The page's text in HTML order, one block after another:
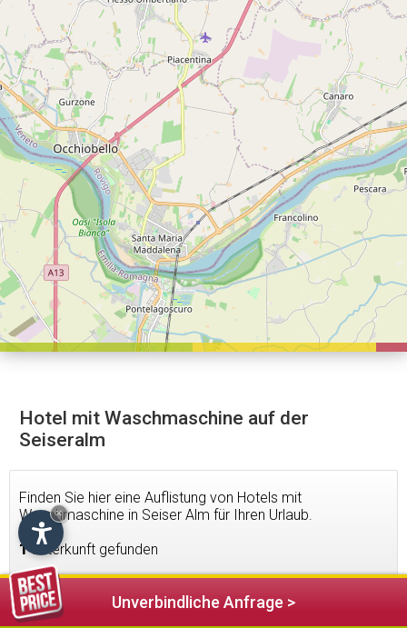
Hotel mit Waschmaschine auf der
Seiseralm
Finden Sie hier eine Auflistung von Hotels mit
Waschmaschine in Seiser Alm für Ihren Urlaub.
1Unterkunft gefunden
Unverbindliche Anfrage >
×